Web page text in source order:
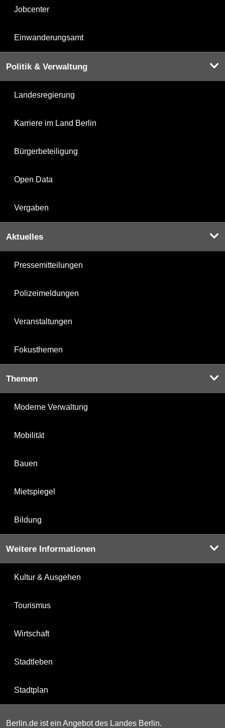
Jobcenter
Einwanderungsamt
Politik & Verwaltung
Landesregierung
Karriere im Land Berlin
Bürgerbeteiligung
Open Data
Vergaben
Aktuelles
Pressemitteilungen
Polizeimeldungen
Veranstaltungen
Fokusthemen
Themen
Moderne Verwaltung
Mobilität
Bauen
Mietspiegel
Bildung
Weitere Informationen
Kultur & Ausgehen
Tourismus
Wirtschaft
Stadtleben
Stadtplan
Berlin.de ist ein Angebot des Landes Berlin.